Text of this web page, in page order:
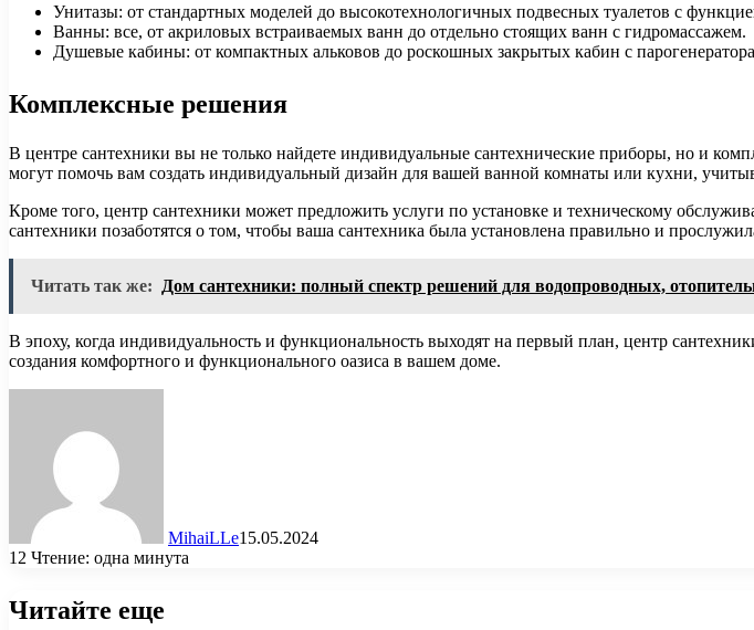
Унитазы: от стандартных моделей до высокотехнологичных подвесных туалетов с
Ванны: все, от акриловых встраиваемых ванн до отдельно стоящих ванн с гидромассажем.
Душевые кабины: от компактных альковов до роскошных закрытых кабин с
Комплексные решения
В центре сантехники вы не только найдете индивидуальные сантехнические приборы, но и
могут помочь вам создать индивидуальный дизайн для вашей ванной комнаты или кухни,
Кроме того, центр сантехники может предложить услуги по установке и техническому
сантехники позаботятся о том, чтобы ваша сантехника была установлена правильно и
Читать так же: Дом сантехники: полный спектр решений для водопроводных,
В эпоху, когда индивидуальность и функциональность выходят на первый план, центр
создания комфортного и функционального оазиса в вашем доме.
MihaiLLe15.05.2024
12 Чтение: одна минута
Читайте еще